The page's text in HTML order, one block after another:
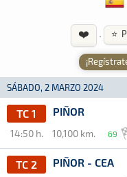
❤️ · ⭐
SÁBADO, 2 MARZO 2024
TC 1 PIÑOR
14:50 h. 10,100 km. 69
TC 2 PIÑOR - CEA